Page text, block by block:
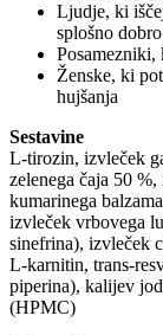
Ljudje, ki
splošno
Posamezniki,
Ženske, ki
hujšanja
Sestavine
L-tirozin, izvleček
zelenega čaja 50
kumarinega
izvleček vrbovega
sinefrina), izvleček
L-karnitin, trans-
piperina), kalijev
(HPMC)